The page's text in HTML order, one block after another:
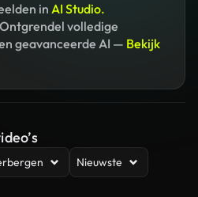
in AI Studio.
Ontgrendel volledige
geavanceerde AI — Bekijk
Nieuwste